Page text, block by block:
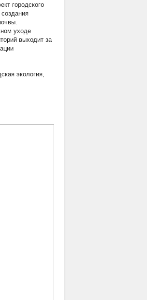
городского
уходе
выходит за
экология,